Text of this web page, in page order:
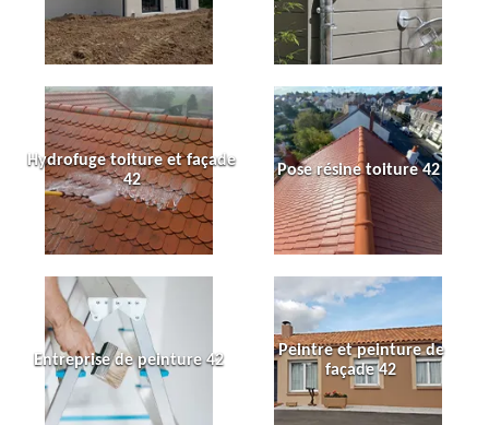
Hydrofuge toiture et façade
42
Pose résine toiture 42
Entreprise de peinture 42
Peintre et peinture de
façade 42